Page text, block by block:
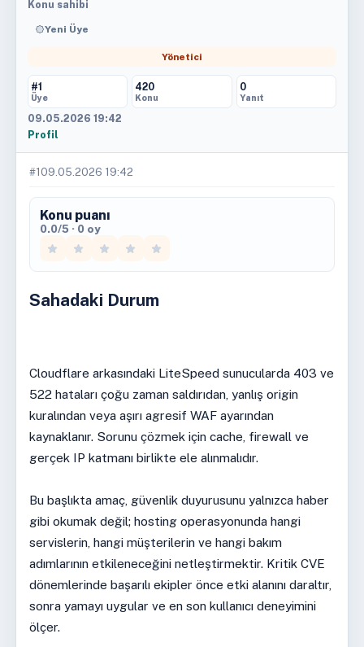
Konu sahibi
Yeni Üye
Yönetici
#1
Üye
420
Konu
0
Yanıt
09.05.2026 19:42
Profil
#1 09.05.2026 19:42
Konu puanı
0.0/5 · 0 oy
Sahadaki Durum
Cloudflare arkasındaki LiteSpeed sunucularda 403 ve
522 hataları çoğu zaman saldırıdan, yanlış origin
kuralından veya aşırı agresif WAF ayarından
kaynaklanır. Sorunu çözmek için cache, firewall ve
gerçek IP katmanı birlikte ele alınmalıdır.
Bu başlıkta amaç, güvenlik duyurusunu yalnızca haber
gibi okumak değil; hosting operasyonunda hangi
servislerin, hangi müşterilerin ve hangi bakım
adımlarının etkileneceğini netleştirmektir. Kritik CVE
dönemlerinde başarılı ekipler önce etki alanını daraltır,
sonra yamayı uygular ve en son kullanıcı deneyimini
ölçer.